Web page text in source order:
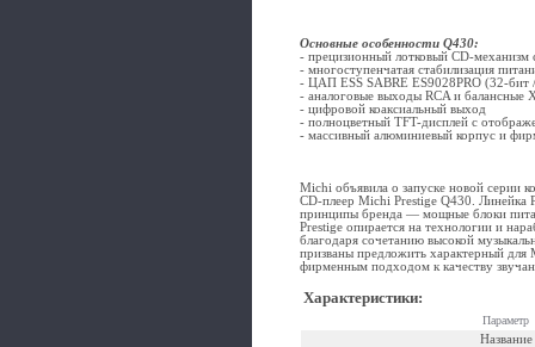
Основные особенности Q430:
- прецизионный лотковый CD-механизм
- многоступенчатая стабилизация
- ЦАП ESS SABRE ES9028PRO (32-бит
- аналоговые выходы RCA и балансные
- цифровой коаксиальный выход
- полноцветный TFT-дисплей с
- массивный алюминиевый корпус и
Michi объявила о запуске новой серии
CD-плеер Michi Prestige Q430. Линейка
принципы бренда — мощные блоки
Prestige опирается на технологии и
благодаря сочетанию высокой
призваны предложить характерный
фирменным подходом к качеству
Характеристики:
Параметр
Название